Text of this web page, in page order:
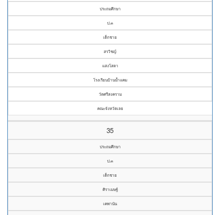
ประถมศึกษา
ป.๓
เด็กชาย
สรวิชญ์
แสงโสดา
โรงเรียนบ้านน้ำแคม
วัดศรีสงคราม
คณะจังหวัดเลย
35
ประถมศึกษา
ป.๓
เด็กชาย
ศิราเมษฐ์
เคพานัน